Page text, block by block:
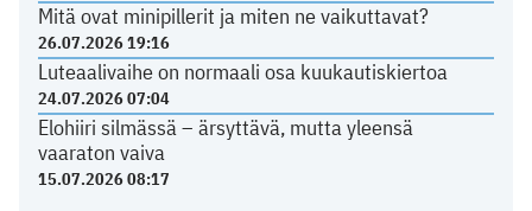
Mitä ovat minipillerit ja miten ne vaikuttavat?
26.07.2026 19:16
Luteaalivaihe on normaali osa kuukautiskiertoa
24.07.2026 07:04
Elohiiri silmässä – ärsyttävä, mutta yleensä
vaaraton vaiva
15.07.2026 08:17